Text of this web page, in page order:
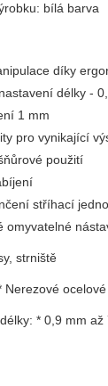
bílá barva
díky
délky -
1 mm
pro vynikající
použití
stříhací
omyvatelné
strniště
Nerezové
* 0,9 mm až